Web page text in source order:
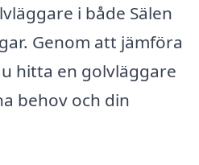
i både Sälen
Genom att jämföra
hitta en golvläggare
behov och din